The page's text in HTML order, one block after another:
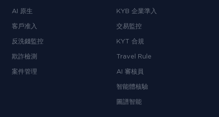
AI 原生
客戶准入
反洗錢監控
欺詐檢測
案件管理
KYB 企業準入
交易監控
KYT 合規
Travel Rule
AI 審核員
智能體核驗
圖譜智能